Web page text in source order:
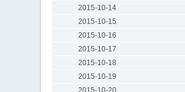
2015-10-14
2015-10-15
2015-10-16
2015-10-17
2015-10-18
2015-10-19
2015-10-20